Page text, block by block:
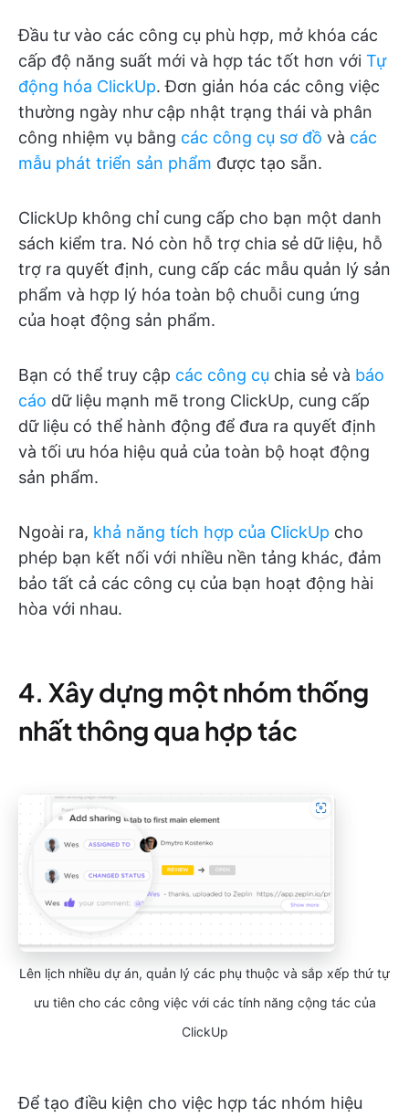
Đầu tư vào các công cụ phù hợp, mở khóa các
cấp độ năng suất mới và hợp tác tốt hơn với Tự
động hóa ClickUp. Đơn giản hóa các công việc
thường ngày như cập nhật trạng thái và phân
công nhiệm vụ bằng các công cụ sơ đồ và các
mẫu phát triển sản phẩm được tạo sẵn.
ClickUp không chỉ cung cấp cho bạn một danh
sách kiểm tra. Nó còn hỗ trợ chia sẻ dữ liệu, hỗ
trợ ra quyết định, cung cấp các mẫu quản lý sản
phẩm và hợp lý hóa toàn bộ chuỗi cung ứng
của hoạt động sản phẩm.
Bạn có thể truy cập các công cụ chia sẻ và báo
cáo dữ liệu mạnh mẽ trong ClickUp, cung cấp
dữ liệu có thể hành động để đưa ra quyết định
và tối ưu hóa hiệu quả của toàn bộ hoạt động
sản phẩm.
Ngoài ra, khả năng tích hợp của ClickUp cho
phép bạn kết nối với nhiều nền tảng khác, đảm
bảo tất cả các công cụ của bạn hoạt động hài
hòa với nhau.
4. Xây dựng một nhóm thống
nhất thông qua hợp tác
Lên lịch nhiều dự án, quản lý các phụ thuộc và sắp xếp thứ tự
ưu tiên cho các công việc với các tính năng cộng tác của
ClickUp
Để tạo điều kiện cho việc hợp tác nhóm hiệu